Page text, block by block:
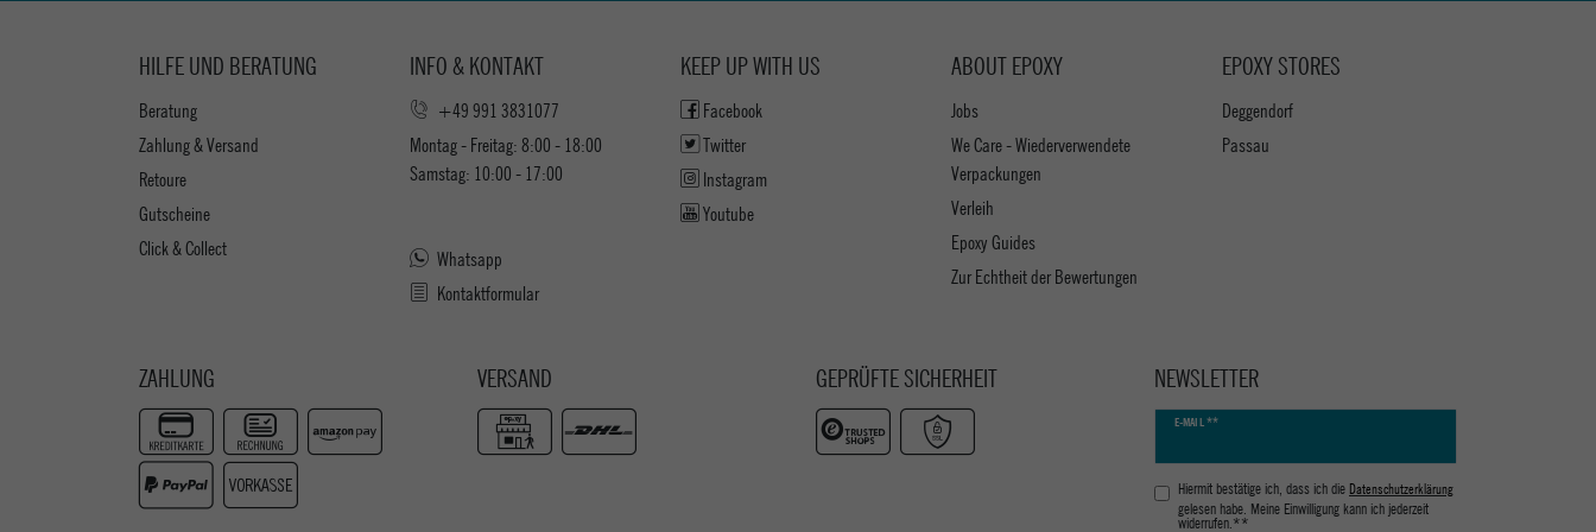
HILFE UND BERATUNG
Beratung
Zahlung & Versand
Retoure
Gutscheine
Click & Collect
INFO & KONTAKT
+49 991 3831077
Montag - Freitag: 8:00 - 18:00
Samstag: 10:00 - 17:00
Whatsapp
Kontaktformular
ABOUT EPOXY
Jobs
We Care - Wiederverwendete
Verpackungen
Verleih
Epoxy Guides
Zur Echtheit der Bewertungen
EPOXY STORES
Deggendorf
Passau
KEEP UP WITH US
Facebook
Twitter
Instagram
Youtube
ZAHLUNG VERSAND GEPRÜFTE SICHERHEIT NEWSLETTER
E-MAIL **
Newsletter
Hiermit bestätige ich, dass ich die Daten­schutz­erklärung
gelesen habe. Meine Einwilligung kann ich jederzeit
widerrufen.**